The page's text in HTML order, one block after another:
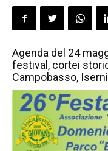
Agenda del 24
festival, cortei
Campobasso,